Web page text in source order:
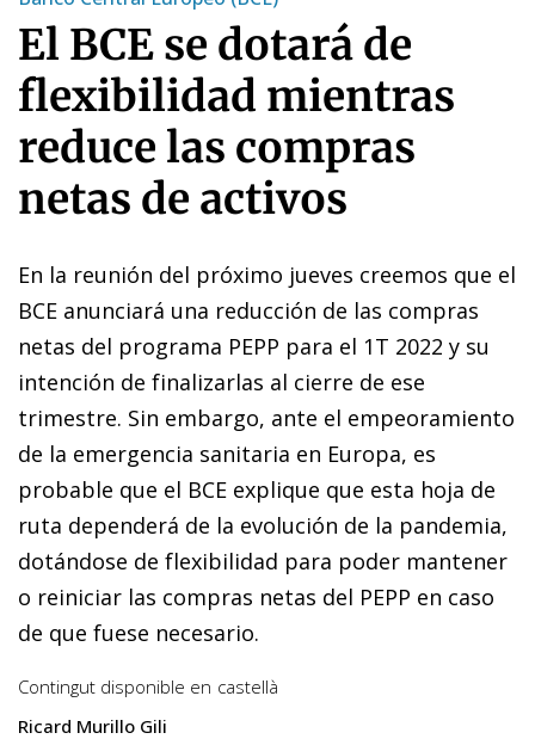
El BCE se dotará de
flexibilidad mientras
reduce las compras
netas de activos
En la reunión del próximo jueves creemos que el
BCE anunciará una reducción de las compras
netas del programa PEPP para el 1T 2022 y su
intención de finalizarlas al cierre de ese
trimestre. Sin embargo, ante el empeoramiento
de la emergencia sanitaria en Europa, es
probable que el BCE explique que esta hoja de
ruta dependerá de la evolución de la pandemia,
dotándose de flexibilidad para poder mantener
o reiniciar las compras netas del PEPP en caso
de que fuese necesario.
Contingut disponible en castellà
Ricard Murillo Gili